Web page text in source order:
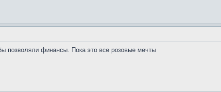
позволяли финансы. Пока это все розовые мечты